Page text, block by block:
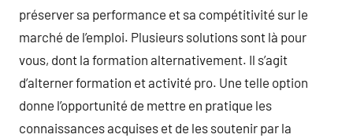
préserver sa performance et sa compétitivité sur le
marché de l’emploi. Plusieurs solutions sont là pour
vous, dont la formation alternativement. Il s’agit
d’alterner formation et activité pro. Une telle option
donne l’opportunité de mettre en pratique les
connaissances acquises et de les soutenir par la